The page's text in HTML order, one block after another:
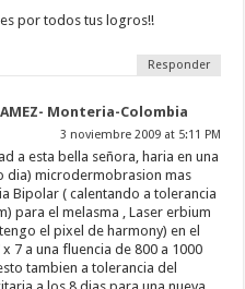
por todos tus logros!!
Responder
Monteria-Colombia
3 noviembre 2009 at 5:11 PM
a esta bella señora, haria en una
dia) microdermobrasion mas
Bipolar ( calentando a tolerancia
para el melasma , Laser erbium
el pixel de harmony) en el
7 a una fluencia de 800 a 1000
tambien a tolerancia del